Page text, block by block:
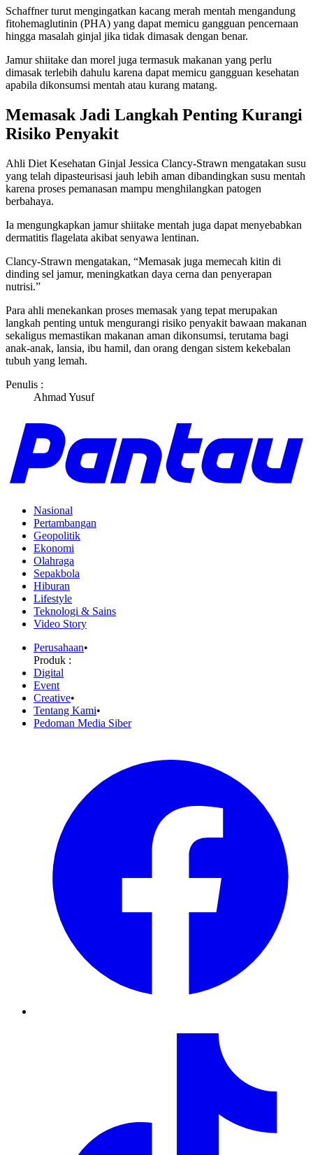
Schaffner turut mengingatkan kacang merah mentah mengandung
fitohemaglutinin (PHA) yang dapat memicu gangguan pencernaan
hingga masalah ginjal jika tidak dimasak dengan benar.
Jamur shiitake dan morel juga termasuk makanan yang perlu
dimasak terlebih dahulu karena dapat memicu gangguan kesehatan
apabila dikonsumsi mentah atau kurang matang.
Memasak Jadi Langkah Penting Kurangi
Risiko Penyakit
Ahli Diet Kesehatan Ginjal Jessica Clancy-Strawn mengatakan susu
yang telah dipasteurisasi jauh lebih aman dibandingkan susu mentah
karena proses pemanasan mampu menghilangkan patogen
berbahaya.
Ia mengungkapkan jamur shiitake mentah juga dapat menyebabkan
dermatitis flagelata akibat senyawa lentinan.
Clancy-Strawn mengatakan, “Memasak juga memecah kitin di
dinding sel jamur, meningkatkan daya cerna dan penyerapan
nutrisi.”
Para ahli menekankan proses memasak yang tepat merupakan
langkah penting untuk mengurangi risiko penyakit bawaan makanan
sekaligus memastikan makanan aman dikonsumsi, terutama bagi
anak-anak, lansia, ibu hamil, dan orang dengan sistem kekebalan
tubuh yang lemah.
Penulis :
Ahmad Yusuf
Nasional
Pertambangan
Geopolitik
Ekonomi
Olahraga
Sepakbola
Hiburan
Lifestyle
Teknologi & Sains
Video Story
Perusahaan•
Produk :
Digital
Event
Creative•
Tentang Kami•
Pedoman Media Siber